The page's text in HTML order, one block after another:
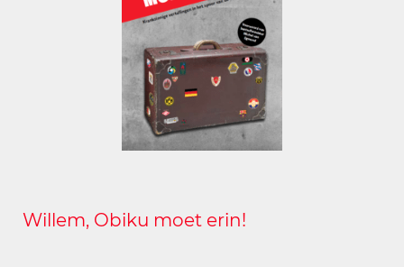
Willem, Obiku moet erin!